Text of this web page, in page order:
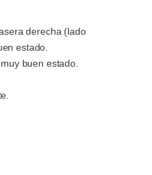
derecha (lado
estado.
buen estado.